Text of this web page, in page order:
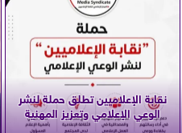
نقابة الإعلاميين تطلق حملة لنشر
الوعي الإعلامي وتعزيز المهنية